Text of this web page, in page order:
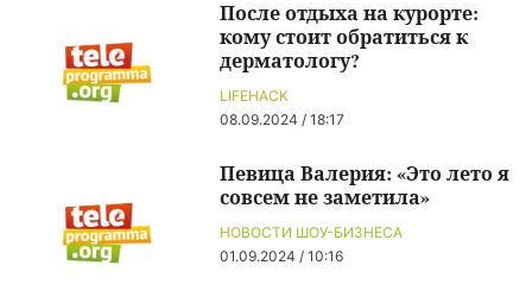
LIFEHACK
08.09.2024 / 18:17
После отдыха на курорте:
кому стоит обратиться к
дерматологу?
НОВОСТИ ШОУ-БИЗНЕСА
01.09.2024 / 10:16
Певица Валерия: «Это лето я
совсем не заметила»